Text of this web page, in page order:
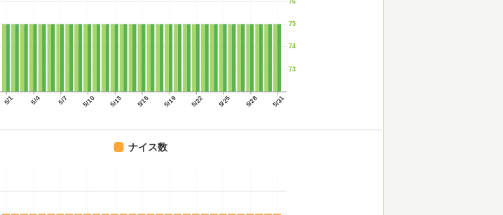
5/1 5/4 5/7 5/10 5/13 5/16 5/19 5/22 5/25 5/28 5/31
73
74
75
76
ナイス数